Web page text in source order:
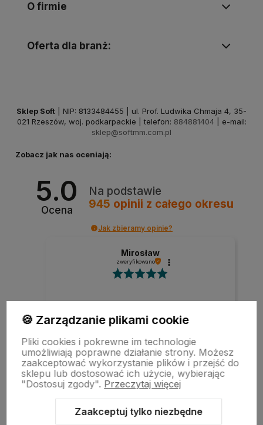
O firmie
Oferta dla branż:
Sklep Soft | NIP: 8133484455 | ul. Prof. Ludwika Chmaja 4, 35-
021 Rzeszów, woj. podkarpackie | telefon: 884881404 | e-mail:
sklep@softmm.com.pl
Zobacz jak nas oceniają:
5.0
Ocena
Na podstawie
945 opinii z całego okresu
Jak zbieramy opinie?
Mirosław
zweryfikowano
Szybka realizacja zamówienia.
w tym miesiącu
zebranych i zweryfikowanych przez
🍪 Zarządzanie plikami cookie
Pliki cookies i pokrewne im technologie
umożliwiają poprawne działanie strony. Możesz
zaakceptować wykorzystanie plików i przejść do
sklepu lub dostosować ich użycie, wybierając
"Dostosuj zgody". Przeczytaj więcej
Zaakceptuj tylko niezbędne